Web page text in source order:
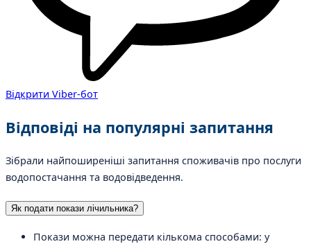
Відкрити Viber-бот
Відповіді на популярні запитання
Зібрали найпоширеніші запитання споживачів про послуги
водопостачання та водовідведення.
Як подати покази лічильника?
Покази можна передати кількома способами: у